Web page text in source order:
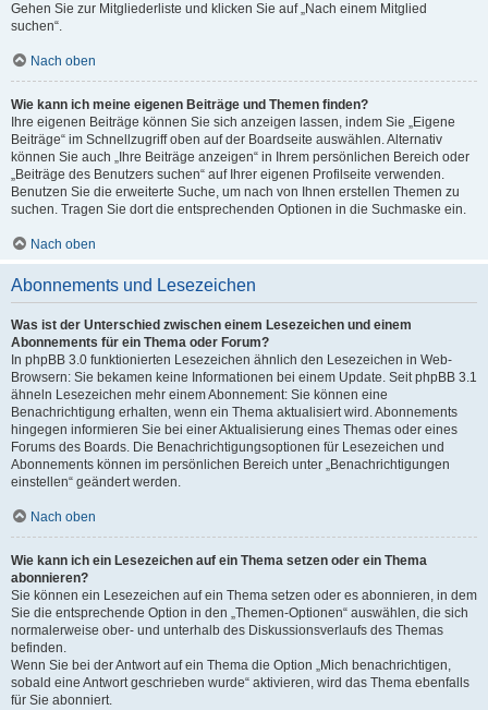
Gehen Sie zur Mitgliederliste und klicken Sie auf „Nach einem Mitglied
suchen“.
Nach oben
Wie kann ich meine eigenen Beiträge und Themen finden?
Ihre eigenen Beiträge können Sie sich anzeigen lassen, indem Sie „Eigene
Beiträge“ im Schnellzugriff oben auf der Boardseite auswählen. Alternativ
können Sie auch „Ihre Beiträge anzeigen“ in Ihrem persönlichen Bereich oder
„Beiträge des Benutzers suchen“ auf Ihrer eigenen Profilseite verwenden.
Benutzen Sie die erweiterte Suche, um nach von Ihnen erstellen Themen zu
suchen. Tragen Sie dort die entsprechenden Optionen in die Suchmaske ein.
Nach oben
Abonnements und Lesezeichen
Was ist der Unterschied zwischen einem Lesezeichen und einem
Abonnements für ein Thema oder Forum?
In phpBB 3.0 funktionierten Lesezeichen ähnlich den Lesezeichen in Web-
Browsern: Sie bekamen keine Informationen bei einem Update. Seit phpBB 3.1
ähneln Lesezeichen mehr einem Abonnement: Sie können eine
Benachrichtigung erhalten, wenn ein Thema aktualisiert wird. Abonnements
hingegen informieren Sie bei einer Aktualisierung eines Themas oder eines
Forums des Boards. Die Benachrichtigungsoptionen für Lesezeichen und
Abonnements können im persönlichen Bereich unter „Benachrichtigungen
einstellen“ geändert werden.
Nach oben
Wie kann ich ein Lesezeichen auf ein Thema setzen oder ein Thema
abonnieren?
Sie können ein Lesezeichen auf ein Thema setzen oder es abonnieren, in dem
Sie die entsprechende Option in den „Themen-Optionen“ auswählen, die sich
normalerweise ober- und unterhalb des Diskussionsverlaufs des Themas
befinden.
Wenn Sie bei der Antwort auf ein Thema die Option „Mich benachrichtigen,
sobald eine Antwort geschrieben wurde“ aktivieren, wird das Thema ebenfalls
für Sie abonniert.